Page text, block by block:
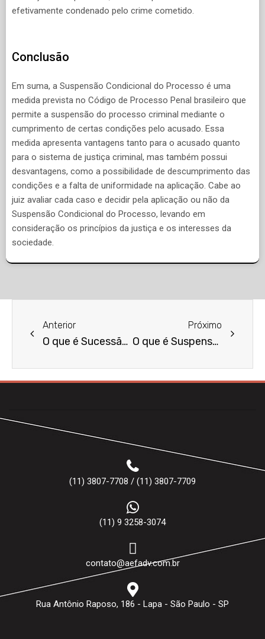
efetivamente condenado pelo crime cometido.
Conclusão
Em suma, a Suspensão Condicional do Processo é uma
medida prevista no Código de Processo Penal brasileiro que
permite a suspensão do processo criminal mediante o
cumprimento de certas condições pelo acusado. Essa
medida apresenta vantagens tanto para o acusado quanto
para o sistema de justiça criminal, mas também possui
desvantagens, como a possibilidade de descumprimento das
condições e a falta de uniformidade na aplicação. Cabe ao
juiz avaliar cada caso e decidir pela aplicação ou não da
Suspensão Condicional do Processo, levando em
consideração os princípios da justiça e os interesses da
sociedade.
Anterior
O que é Sucessão Hereditária?
Próximo
O que é Suspensão Condicional da Pena?
(11) 3807-7708 / (11) 3807-7709
(11) 9 3258-3074
contato@aefadv.com.br
Rua Antônio Raposo, 186 - Lapa - São Paulo - SP